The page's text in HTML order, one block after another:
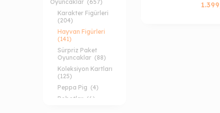
Oyuncaklar (657)
Karakter Figürleri
(204)
Hayvan Figürleri
(141)
Sürpriz Paket
Oyuncaklar (88)
Koleksiyon Kartları
(125)
Peppa Pig (4)
Robotlar (6)